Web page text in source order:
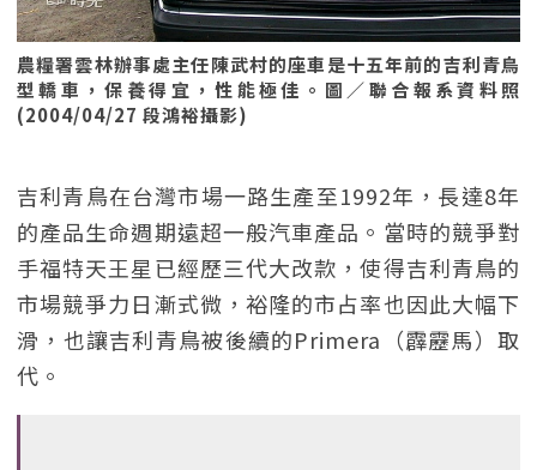
農糧署雲林辦事處主任陳武村的座車是十五年前的吉利青鳥
型轎車，保養得宜，性能極佳。圖／聯合報系資料照
(2004/04/27 段鴻裕攝影)
吉利青鳥在台灣市場一路生產至1992年，長達8年
的產品生命週期遠超一般汽車產品。當時的競爭對
手福特天王星已經歷三代大改款，使得吉利青鳥的
市場競爭力日漸式微，裕隆的市占率也因此大幅下
滑，也讓吉利青鳥被後續的Primera（霹靂馬）取
代。